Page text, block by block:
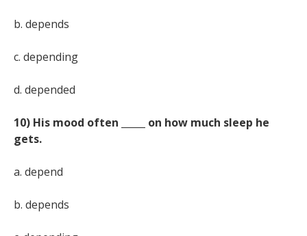
b. depends
c. depending
d. depended
10) His mood often _____ on how much sleep he
gets.
a. depend
b. depends